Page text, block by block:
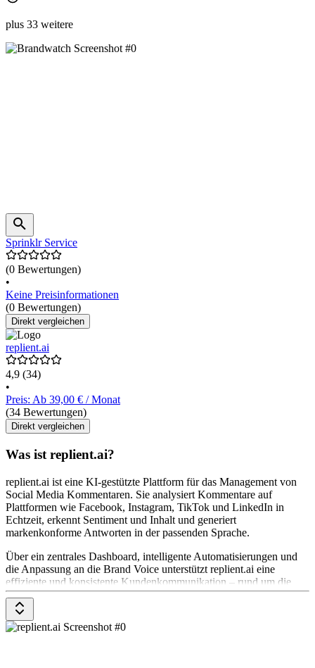
plus 33 weitere
Sprinklr Service
(0 Bewertungen)
•
Keine Preisinformationen
(0 Bewertungen)
Direkt vergleichen
replient.ai
4,9 (34)
•
Preis: Ab 39,00 € / Monat
(34 Bewertungen)
Direkt vergleichen
Was ist replient.ai?
replient.ai ist eine KI-gestützte Plattform für das Management von
Social Media Kommentaren. Sie analysiert Kommentare auf
Plattformen wie Facebook, Instagram, TikTok und LinkedIn in
Echtzeit, erkennt Sentiment und Inhalt und generiert
markenkonforme Antworten in der passenden Sprache.
Über ein zentrales Dashboard, intelligente Automatisierungen und
die Anpassung an die Brand Voice unterstützt replient.ai eine
effiziente und konsistente Kundenkommunikation – rund um die
Uhr und ohne zusätzlichen Personalaufwand.
Die Preise gibt es auf Anfrage beim Anbieter.